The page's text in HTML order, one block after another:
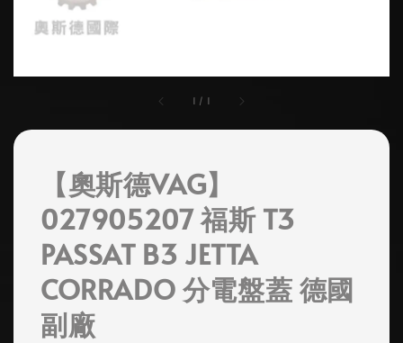
1 / 1
【奧斯德VAG】
027905207 福斯 T3
PASSAT B3 JETTA
CORRADO 分電盤蓋 德國
副廠